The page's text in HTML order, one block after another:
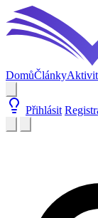
DomůČlánky
Přihlásit